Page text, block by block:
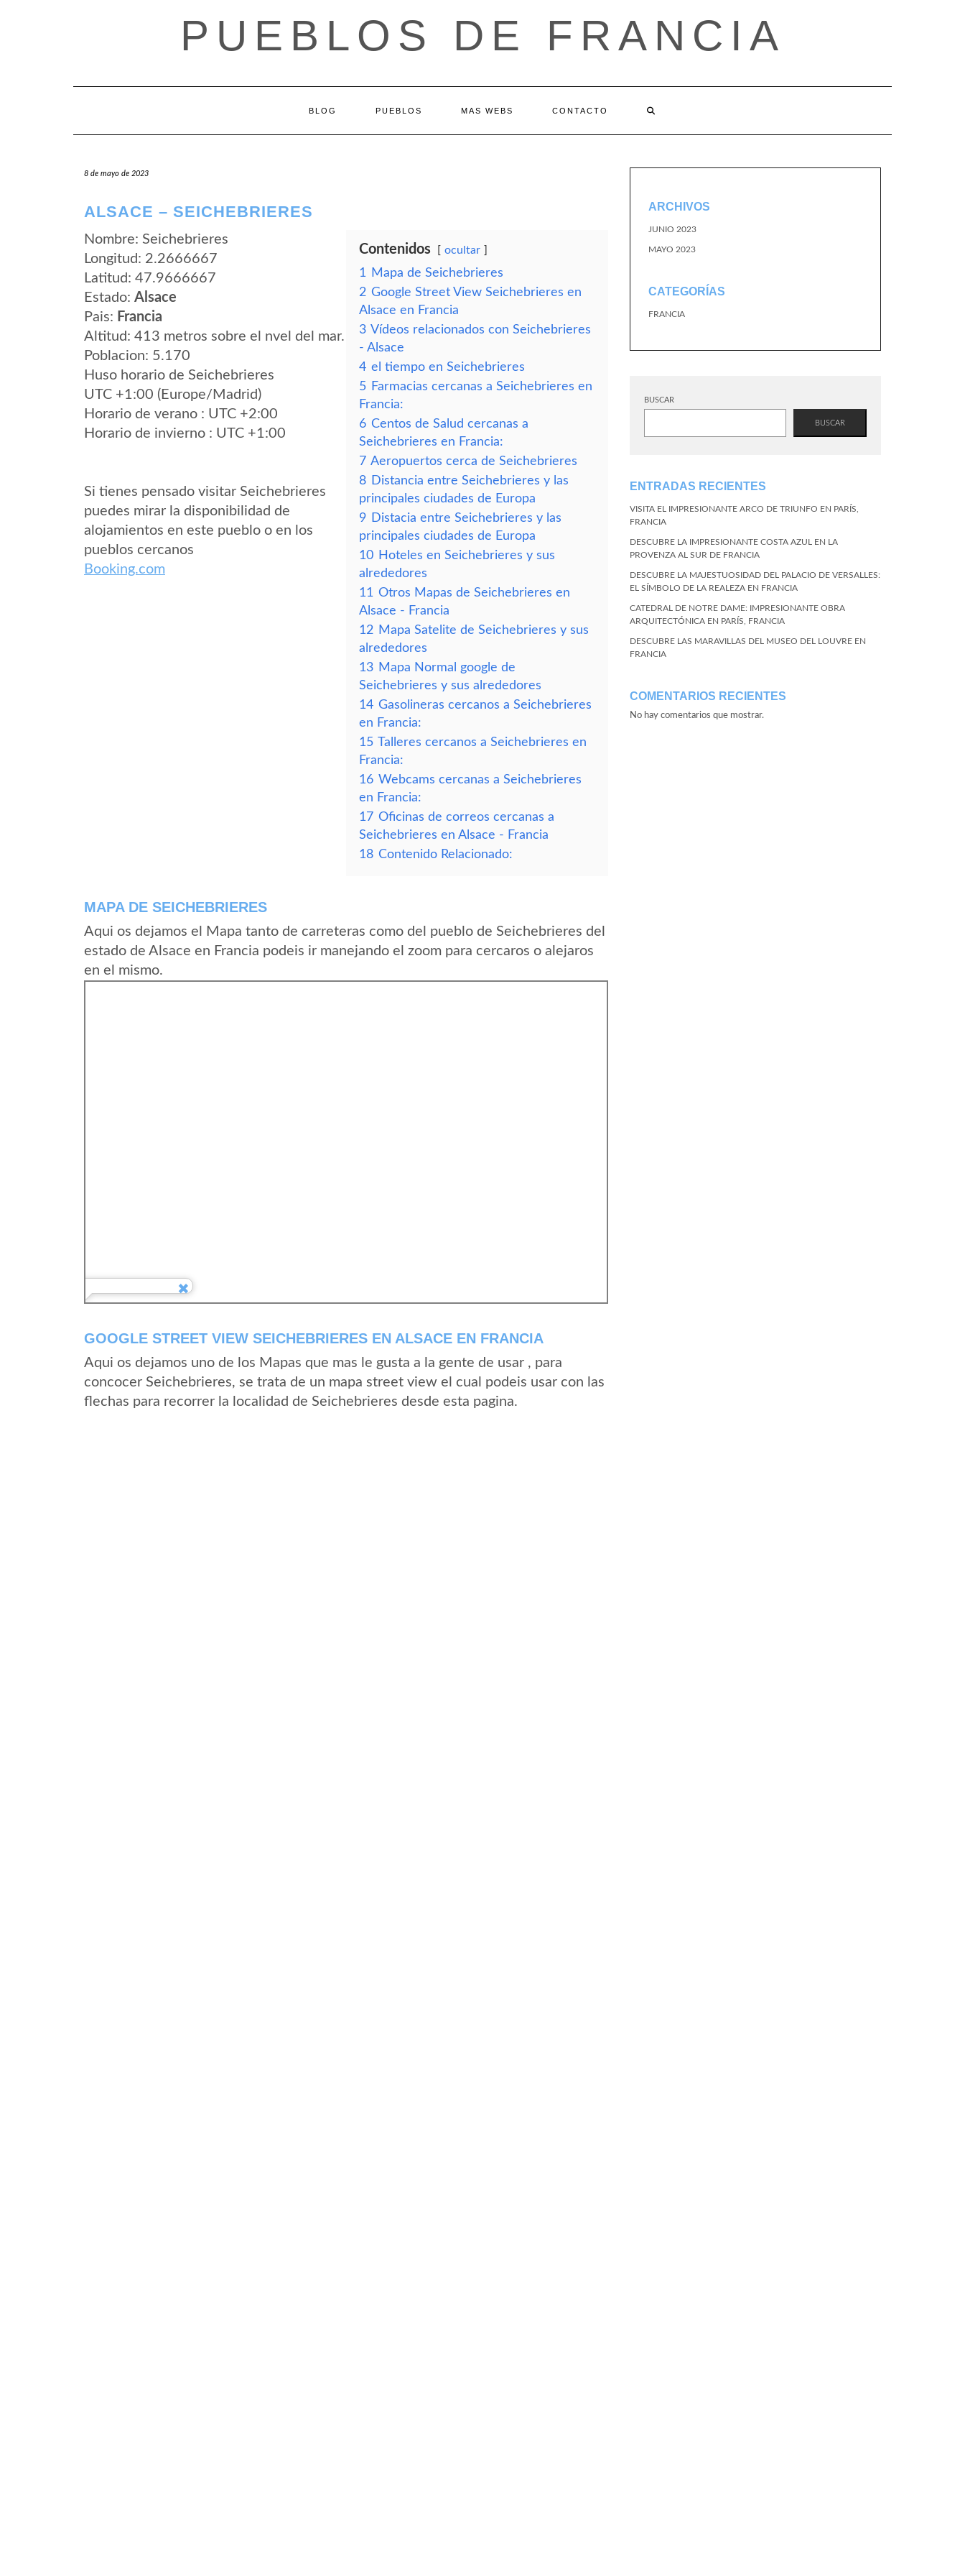
PUEBLOS DE FRANCIA
BLOG PUEBLOS MAS WEBS CONTACTO
8 de mayo de 2023
ALSACE – SEICHEBRIERES
Nombre: Seichebrieres
Longitud: 2.2666667
Latitud: 47.9666667
Estado: Alsace
Pais: Francia
Altitud: 413 metros sobre el nvel del mar.
Poblacion: 5.170
Huso horario de Seichebrieres
UTC +1:00 (Europe/Madrid)
Horario de verano : UTC +2:00
Horario de invierno : UTC +1:00
Si tienes pensado visitar Seichebrieres
puedes mirar la disponibilidad de
alojamientos en este pueblo o en los
pueblos cercanos
Booking.com
Contenidos ocultar
1
Mapa de Seichebrieres
2 Google Street View Seichebrieres en
Alsace en Francia
3 Vídeos relacionados con Seichebrieres
- Alsace
4 el tiempo en Seichebrieres
5 Farmacias cercanas a Seichebrieres en
Francia:
6 Centos de Salud cercanas a
Seichebrieres en Francia:
7 Aeropuertos cerca de Seichebrieres
8 Distancia entre Seichebrieres y las
principales ciudades de Europa
9 Distacia entre Seichebrieres y las
principales ciudades de Europa
10 Hoteles en Seichebrieres y sus
alrededores
11 Otros Mapas de Seichebrieres en
Alsace - Francia
12 Mapa Satelite de Seichebrieres y sus
alrededores
13 Mapa Normal google de
Seichebrieres y sus alrededores
14 Gasolineras cercanos a Seichebrieres
en Francia:
15 Talleres cercanos a Seichebrieres en
Francia:
16 Webcams cercanas a Seichebrieres
en Francia:
17 Oficinas de correos cercanas a
Seichebrieres en Alsace - Francia
18 Contenido Relacionado:
MAPA DE SEICHEBRIERES
Aqui os dejamos el Mapa tanto de carreteras como del pueblo de Seichebrieres del
estado de Alsace en Francia podeis ir manejando el zoom para cercaros o alejaros
en el mismo.
GOOGLE STREET VIEW SEICHEBRIERES EN ALSACE EN FRANCIA
Aqui os dejamos uno de los Mapas que mas le gusta a la gente de usar , para
concocer Seichebrieres, se trata de un mapa street view el cual podeis usar con las
flechas para recorrer la localidad de Seichebrieres desde esta pagina.
ARCHIVOS
JUNIO 2023
MAYO 2023
CATEGORÍAS
FRANCIA
BUSCAR
BUSCAR
ENTRADAS RECIENTES
VISITA EL IMPRESIONANTE ARCO DE TRIUNFO EN PARÍS,
FRANCIA
DESCUBRE LA IMPRESIONANTE COSTA AZUL EN LA
PROVENZA AL SUR DE FRANCIA
DESCUBRE LA MAJESTUOSIDAD DEL PALACIO DE VERSALLES:
EL SÍMBOLO DE LA REALEZA EN FRANCIA
CATEDRAL DE NOTRE DAME: IMPRESIONANTE OBRA
ARQUITECTÓNICA EN PARÍS, FRANCIA
DESCUBRE LAS MARAVILLAS DEL MUSEO DEL LOUVRE EN
FRANCIA
COMENTARIOS RECIENTES
No hay comentarios que mostrar.